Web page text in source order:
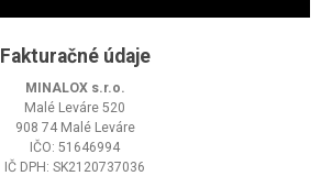
Fakturačné údaje
MINALOX s.r.o.
Malé Leváre 520
908 74 Malé Leváre
IČO: 51646994
IČ DPH: SK2120737036